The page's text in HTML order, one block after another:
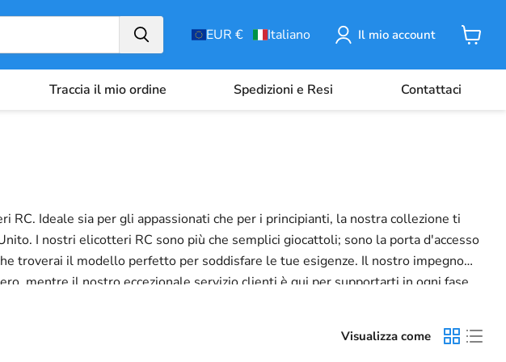
EUR € Italiano Il mio account
Traccia il mio ordine Spedizioni e Resi Contattaci
Ideale sia per gli appassionati che per i principianti, la nostra collezione ti
I nostri elicotteri RC sono più che semplici giocattoli; sono la porta d'accesso
troverai il modello perfetto per soddisfare le tue esigenze. Il nostro impegno
mentre il nostro eccezionale servizio clienti è qui per supportarti in ogni fase
le prestazioni. Quindi, che tu stia padroneggiando i tuoi primi voli o
per conquistare i cieli.
Visualizza come